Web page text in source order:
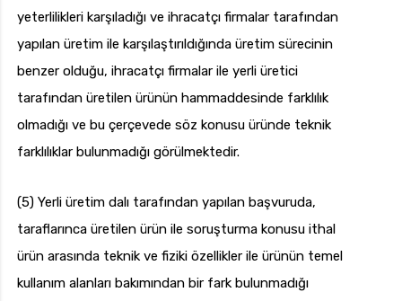
yeterlilikleri karşıladığı ve ihracatçı firmalar tarafından
yapılan üretim ile karşılaştırıldığında üretim sürecinin
benzer olduğu, ihracatçı firmalar ile yerli üretici
tarafından üretilen ürünün hammaddesinde farklılık
olmadığı ve bu çerçevede söz konusu üründe teknik
farklılıklar bulunmadığı görülmektedir.
(5) Yerli üretim dalı tarafından yapılan başvuruda,
taraflarınca üretilen ürün ile soruşturma konusu ithal
ürün arasında teknik ve fiziki özellikler ile ürünün temel
kullanım alanları bakımından bir fark bulunmadığı